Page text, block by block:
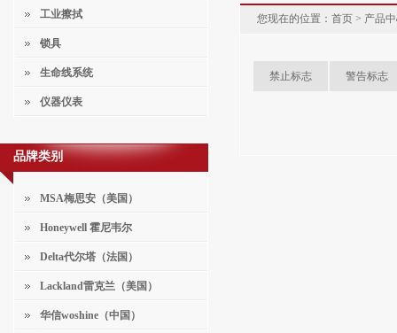
工业擦拭
锁具
生命线系统
仪器仪表
品牌类别
MSA梅思安（美国）
Honeywell 霍尼韦尔
Delta代尔塔（法国）
Lackland雷克兰（美国）
华信woshine（中国）
您现在的位置： 首页 > 产品
禁止标志 警告标志